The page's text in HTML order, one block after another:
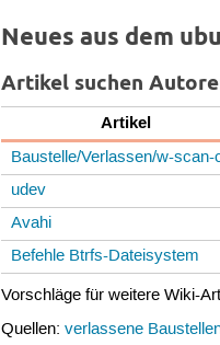
Neues aus dem
Artikel suchen
Artikel
Baustelle/Verlassen/w-scan-
udev
Avahi
Befehle Btrfs-Dateisystem
Vorschläge für weitere Wiki-
Quellen:verlassene